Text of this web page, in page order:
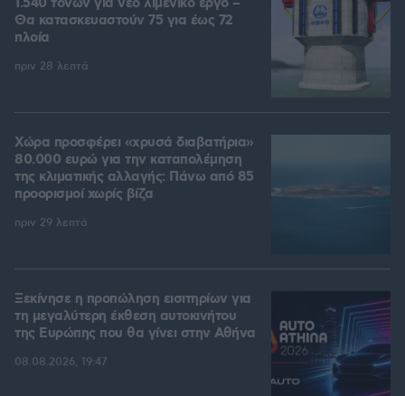
1.540 τόνων για νέο λιμενικό έργο –
Θα κατασκευαστούν 75 για έως 72
πλοία
πριν 28 λεπτά
Χώρα προσφέρει «χρυσά διαβατήρια»
80.000 ευρώ για την καταπολέμηση
της κλιματικής αλλαγής: Πάνω από 85
προορισμοί χωρίς βίζα
πριν 29 λεπτά
Ξεκίνησε η προπώληση εισιτηρίων για
τη μεγαλύτερη έκθεση αυτοκινήτου
της Ευρώπης που θα γίνει στην Αθήνα
08.08.2026, 19:47